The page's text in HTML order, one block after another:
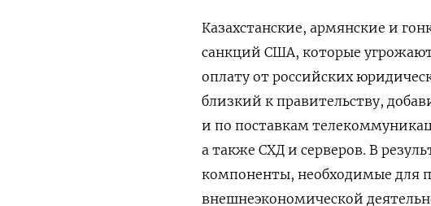
Казахстанские, армянские и
санкций США, которые
оплату от российских
близкий к правительству,
и по поставкам
а также СХД и серверов. В
компоненты, необходимые для
внешнеэкономической